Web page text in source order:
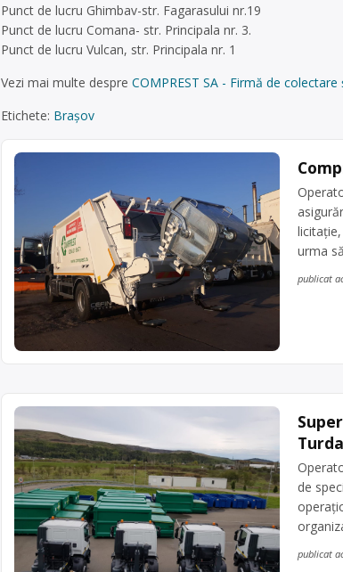
Punct de lucru Ghimbav-str. Fagarasului nr.19
Punct de lucru Comana- str. Principala nr. 3.
Punct de lucru Vulcan, str. Principala nr. 1
Vezi mai multe despre COMPREST SA - Firmă de
Etichete: Brașov
urma
publicat
Turda
de
publicat